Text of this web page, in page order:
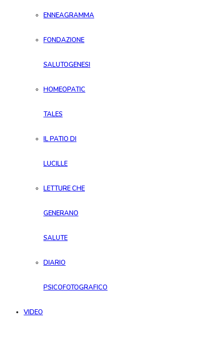
ENNEAGRAMMA
FONDAZIONE
SALUTOGENESI
HOMEOPATIC
TALES
IL PATIO DI
LUCILLE
LETTURE CHE
GENERANO
SALUTE
DIARIO
PSICOFOTOGRAFICO
VIDEO